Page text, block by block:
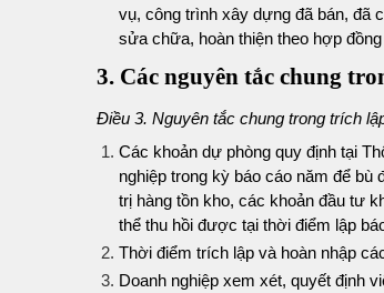
vụ, công trình xây dựng đã bán, đã
sửa chữa, hoàn thiện theo hợp
3. Các nguyên tắc chung
Điều 3. Nguyên tắc chung trong trích
Các khoản dự phòng quy định tại
nghiệp trong kỳ báo cáo năm để bù
trị hàng tồn kho, các khoản đầu tư
thể thu hồi được tại thời điểm lập
Thời điểm trích lập và hoàn nhập
Doanh nghiệp xem xét, quyết định